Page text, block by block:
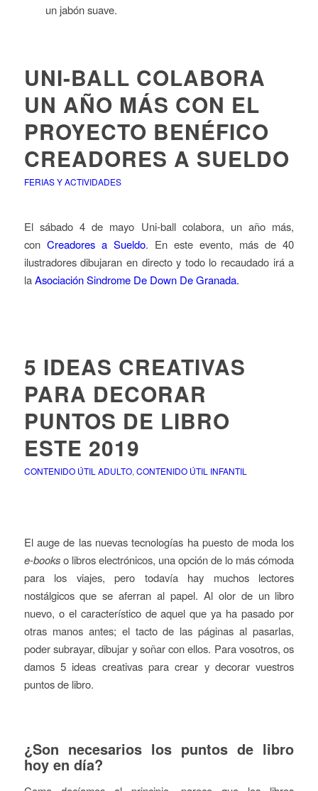
un jabón suave.
UNI-BALL COLABORA
UN AÑO MÁS CON EL
PROYECTO BENÉFICO
CREADORES A SUELDO
FERIAS Y ACTIVIDADES
El sábado 4 de mayo Uni-ball colabora, un año más,
con Creadores a Sueldo. En este evento, más de 40
ilustradores dibujaran en directo y todo lo recaudado irá a
laAsociación Sindrome De Down De Granada.
5 IDEAS CREATIVAS
PARA DECORAR
PUNTOS DE LIBRO
ESTE 2019
CONTENIDO ÚTIL ADULTO, CONTENIDO ÚTIL INFANTIL
El auge de las nuevas tecnologías ha puesto de moda los
e-bookso libros electrónicos, una opción de lo más cómoda
para los viajes, pero todavía hay muchos lectores
nostálgicos que se aferran al papel. Al olor de un libro
nuevo, o el característico de aquel que ya ha pasado por
otras manos antes; el tacto de las páginas al pasarlas,
poder subrayar, dibujar y soñar con ellos. Para vosotros, os
damos 5 ideas creativas para crear y decorar vuestros
puntos de libro.
¿Son necesarios los puntos de libro
hoy en día?